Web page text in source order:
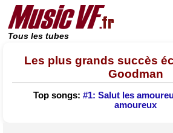
Tous les tubes
Les plus grands succès
Goodman
Top songs: #1: Salut les
amoureux